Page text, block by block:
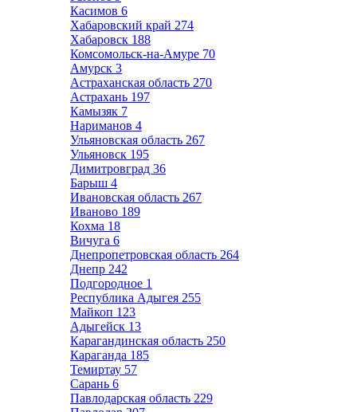
Касимов 6
Хабаровский край 274
Хабаровск 188
Комсомольск-на-Амуре 70
Амурск 3
Астраханская область 270
Астрахань 197
Камызяк 7
Нариманов 4
Ульяновская область 267
Ульяновск 195
Димитровград 36
Барыш 4
Ивановская область 267
Иваново 189
Кохма 18
Вичуга 6
Днепропетровская область 264
Днепр 242
Подгородное 1
Республика Адыгея 255
Майкоп 123
Адыгейск 13
Карагандинская область 250
Караганда 185
Темиртау 57
Сарань 6
Павлодарская область 229